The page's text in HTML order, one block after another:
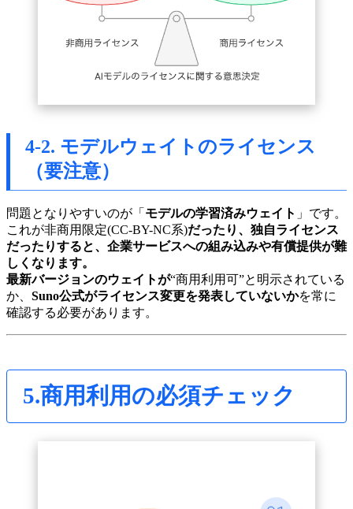
4-2. モデルウェイトのライセンス
（要注意）
問題となりやすいのが「 モデルの学習済みウェイト 」です。
これが非商用限定(CC-BY-NC系)だったり、独自ライセンス
だったりすると、企業サービスへの組み込みや有償提供が難
しくなります。
最新バージョンのウェイトが“商用利用可”と明示されている
か、 Suno公式がライセンス変更を発表していないかを常に
確認する必要があります。
5.商用利用の必須チェック